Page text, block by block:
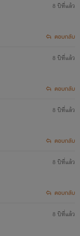
8 ปีที่แล้ว
ตอบกลับ
8 ปีที่แล้ว
ตอบกลับ
8 ปีที่แล้ว
ตอบกลับ
8 ปีที่แล้ว
ตอบกลับ
8 ปีที่แล้ว